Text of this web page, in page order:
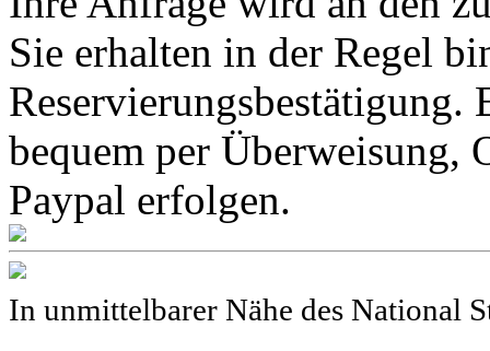
Sie erhalten in der Regel
Reservierungsbestätigung.
bequem per Überweisung,
Paypal erfolgen.
In unmittelbarer Nähe des National